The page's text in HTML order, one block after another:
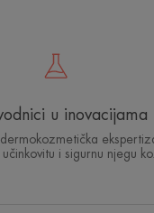
u inovacijama
dermokozmetička
učinkovitu i sigurnu njegu